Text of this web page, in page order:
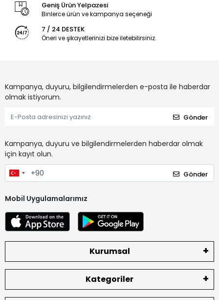
Geniş Ürün Yelpazesi
Binlerce ürün ve kampanya seçeneği
7 / 24 DESTEK
Öneri ve şikayetlerinizi bize iletebilirsiniz.
Kampanya, duyuru, bilgilendirmelerden e-posta ile haberdar
olmak istiyorum.
Gönder
Kampanya, duyuru ve bilgilendirmelerden haberdar olmak
için kayıt olun.
Gönder
Mobil Uygulamalarımız
Kurumsal
Kategoriler